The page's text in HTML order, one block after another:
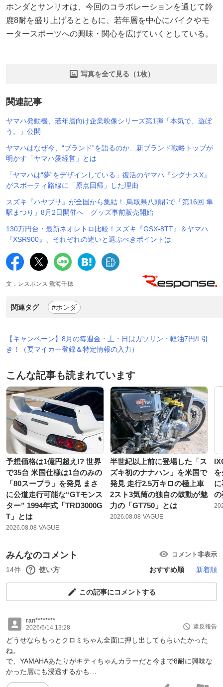
ホンダとサンリオは、今回のコラボレーションを通じて鈴
鹿8耐を盛り上げるとともに、若年層を中心にバイクやモ
ータースポーツへの興味・関心を広げていくとしている。
写真を全て見る（1枚）
関連記事
ヤマハ発動機、若年層向け企業映像シリーズ第1弾「本気で、遊ぼ
う。」公開
ヤマハはなぜ今、“ブランド”を語るのか…新ブランド戦略トップが
明かす「ヤマハ愛経営」とは
「ヤマハは“夢”をデザインしている」復活のヤマハ『シグナスX』
がスポーティ路線に「原点回帰」した理由
スズキ『ハヤブサ』が全国から集結！ 鳥取県八頭郡で「第16回 隼
駅まつり」8月2日開催へ グッズ事前販売開始
130万円台・最新ネオレトロ比較！スズキ『GSX-8TT』＆ヤマハ
『XSR900』、それぞれの違いと選ぶべきポイントは
文：レスポンス 鴛海千穂
関連タグ #ホンダ
【キャンペーン】8月の毎週金・土・日はガソリン・軽油7円/L引
き！（要マイカー登録＆特定情報の入力）
こんな記事も読まれています
予想価格は1億円超え!? 世界
で35台 米国仕様は1台のみの
「80スープラ」を発見 まさ
に公道走行可能な“GTモンス
ター” 1994年式「TRD3000G
T」とは
2026.08.08 VAGUE
半世紀以上前に登場した「ス
ズキ初のナナハン」を米国で
発見 走行2.5万キロの極上車
2スト3気筒の独自の鼓動が魅
力の「GT750」とは
2026.08.08 VAGUE
の
みんなのコメント コメント非表示
14件 使い方 おすすめ順 新着順
この記事にコメントする
ran********
2026/6/14 13:28
違反報告
どうせならもっとクロミちゃん全面に押し出してもらいたかった
ね。
で、YAMAHAあたりがキティちゃんカラーだと今まで8耐に興味な
かった層にも浸透するかも…